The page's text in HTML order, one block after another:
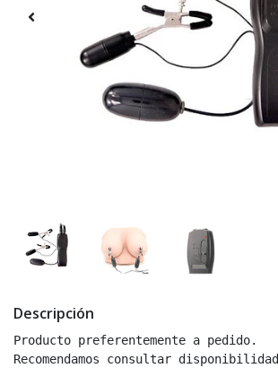
Descripción
Producto preferentemente a pedido.
Recomendamos consultar disponibilidad